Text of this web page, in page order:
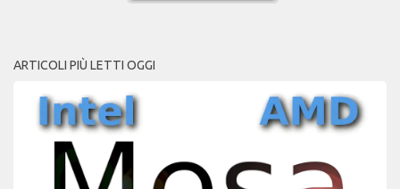
ARTICOLI PIÙ LETTI OGGI